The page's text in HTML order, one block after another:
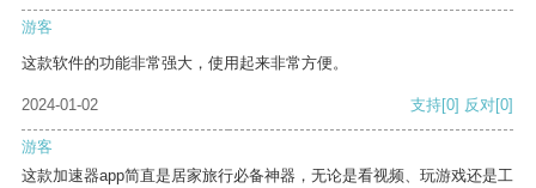
游客
这款软件的功能非常强大，使用起来非常方便。
2024-01-02 支持[0] 反对[0]
游客
这款加速器app简直是居家旅行必备神器，无论是看视频、玩游戏还是工